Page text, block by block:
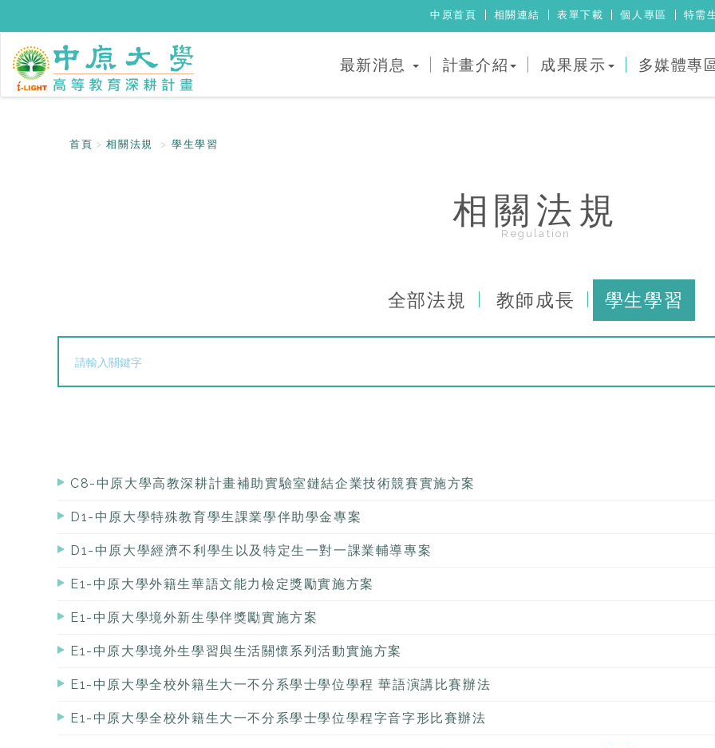
中原首頁 相關連結 表單下載 個人專區 特需
最新消息 計畫介紹 成果展示 多媒體專
首頁 相關法規 學生學習
相關法規
Regulation
全部法規 教師成長 學生學習
C8-中原大學高教深耕計畫補助實驗室鏈結企業技術競賽實施方案
D1-中原大學特殊教育學生課業學伴助學金專案
D1-中原大學經濟不利學生以及特定生一對一課業輔導專案
E1-中原大學外籍生華語文能力檢定獎勵實施方案
E1-中原大學境外新生學伴獎勵實施方案
E1-中原大學境外生學習與生活關懷系列活動實施方案
E1-中原大學全校外籍生大一不分系學士學位學程 華語演講比賽辦法
E1-中原大學全校外籍生大一不分系學士學位學程字音字形比賽辦法